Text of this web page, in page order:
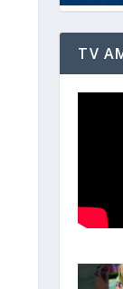
TV